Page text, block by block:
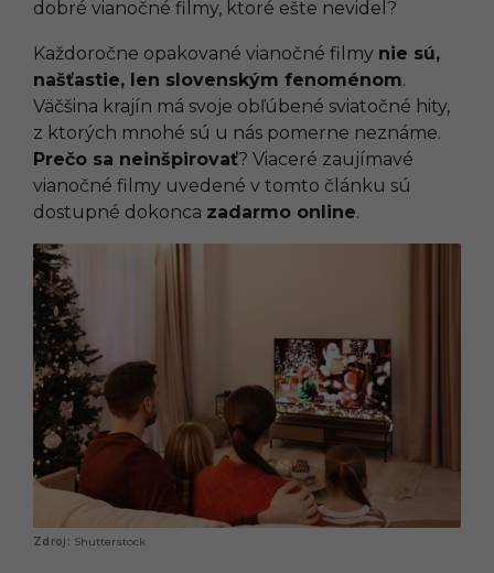
dobré vianočné filmy, ktoré ešte nevidel?
Každoročne opakované vianočné filmy nie sú,
našťastie, len slovenským fenoménom.
Väčšina krajín má svoje obľúbené sviatočné hity,
z ktorých mnohé sú u nás pomerne neznáme.
Prečo sa neinšpirovať? Viaceré zaujímavé
vianočné filmy uvedené v tomto článku sú
dostupné dokonca zadarmo online.
Shutterstock